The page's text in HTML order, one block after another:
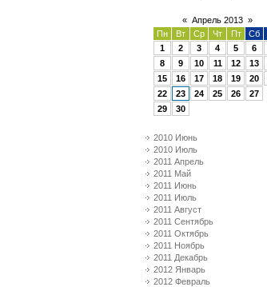
« Апрель 2013 »
Пн
Вт Ср Чт Пт Сб
1
2 3 4 5 6
8
9 10 11 12 13
15
16 17 18 19 20
22
23 24 25 26 27
29
30
2010 Июнь
2010 Июль
2011 Апрель
2011 Май
2011 Июнь
2011 Июль
2011 Август
2011 Сентябрь
2011 Октябрь
2011 Ноябрь
2011 Декабрь
2012 Январь
2012 Февраль